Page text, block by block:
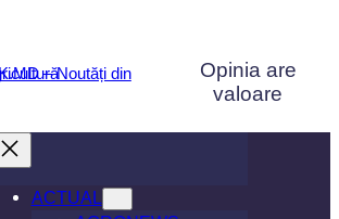
Opinia are
valoare
ACTUAL